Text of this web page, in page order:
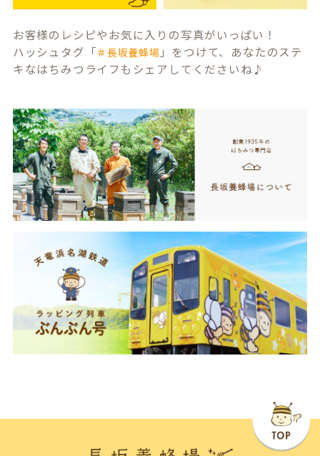
お客様のレシピやお気に入りの写真がいっぱい！
ハッシュタグ「＃長坂養蜂場 」をつけて、あなたのステ
キなはちみつライフもシェアしてくださいね♪